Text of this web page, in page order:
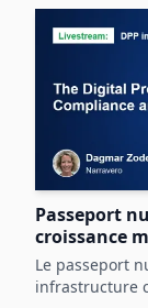
Passeport
croissance
Le passeport
infrastructure